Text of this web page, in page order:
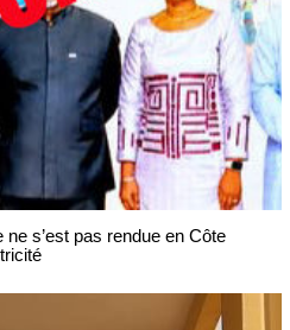
s’est pas rendue en Côte